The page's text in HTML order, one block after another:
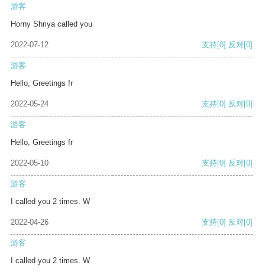
游客
Horny Shriya called you
2022-07-12 支持[0] 反对[0]
游客
Hello, Greetings fr
2022-05-24 支持[0] 反对[0]
游客
Hello, Greetings fr
2022-05-10 支持[0] 反对[0]
游客
I called you 2 times. W
2022-04-26 支持[0] 反对[0]
游客
I called you 2 times. W